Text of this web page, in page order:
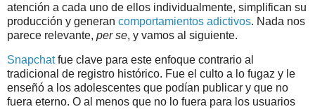
atención a cada uno de ellos individualmente, simplifican su
producción y generan comportamientos adictivos. Nada nos
parece relevante, per se, y vamos al siguiente.
Snapchatfue clave para este enfoque contrario al
tradicional de registro histórico. Fue el culto a lo fugaz y le
enseñó a los adolescentes que podían publicar y que no
fuera eterno. O al menos que no lo fuera para los usuarios